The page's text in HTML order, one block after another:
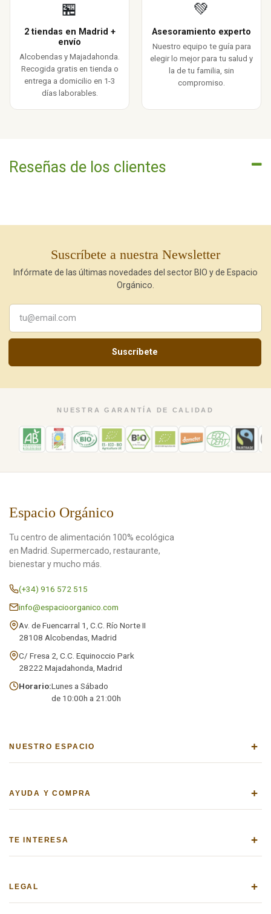
🏪
2 tiendas en Madrid +
envío
Alcobendas y Majadahonda.
Recogida gratis en tienda o
entrega a domicilio en 1-3
días laborables.
💚
Asesoramiento experto
Nuestro equipo te guía para
elegir lo mejor para tu salud y
la de tu familia, sin
compromiso.
Reseñas de los clientes
Suscríbete a nuestra Newsletter
Infórmate de las últimas novedades del sector BIO y de Espacio
Orgánico.
Suscríbete
NUESTRA GARANTÍA DE CALIDAD
Espacio Orgánico
Tu centro de alimentación 100% ecológica
en Madrid. Supermercado, restaurante,
bienestar y mucho más.
(+34) 916 572 515
info@espacioorganico.com
Av. de Fuencarral 1, C.C. Río Norte II
28108 Alcobendas, Madrid
C/ Fresa 2, C.C. Equinoccio Park
28222 Majadahonda, Madrid
Horario:Lunes a Sábado
de 10:00h a 21:00h
NUESTRO ESPACIO +
AYUDA Y COMPRA +
TE INTERESA +
LEGAL +